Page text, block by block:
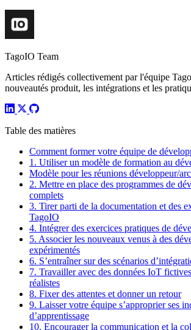
TagoIO Team
Articles rédigés collectivement par l'équipe
nouveautés produit, les intégrations et les
Table des matières
Comment former votre équipe de
1. Utiliser un modèle de formation au
Modèle pour les réunions développeur/
2. Mettre en place des programmes de
complets
3. Tirer parti de la documentation et des
TagoIO
4. Intégrer des exercices pratiques de
5. Associer les nouveaux venus à des
expérimentés
6. S’entraîner sur des scénarios
7. Travailler avec des données IoT
réalistes
8. Fixer des attentes et donner un retour
9. Laisser votre équipe s’approprier ses
d’apprentissage
10. Encourager la communication et la